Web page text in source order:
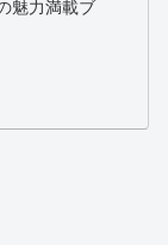
魅力満載ブ